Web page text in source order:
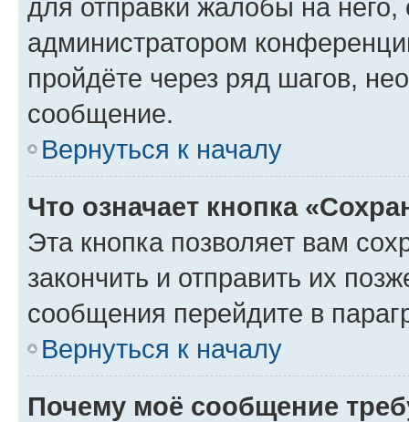
для отправки жалобы на
администратором
пройдёте через ряд шагов,
сообщение.
Вернуться к началу
Что означает кнопка
Эта кнопка позволяет вам
закончить и отправить их
сообщения перейдите в
Вернуться к началу
Почему моё сообщение